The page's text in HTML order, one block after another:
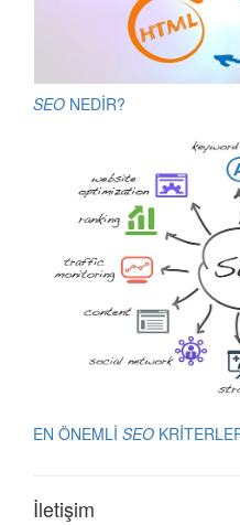
SEO NEDİR?
EN ÖNEMLİ SEO
İletişim